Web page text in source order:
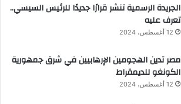
الجريدة الرسمية تنشر قرارًا جديدًا للرئيس السيسي..
تعرف عليه
12 أغسطس، 2024
مصر تدين الهجومين الإرهابيين في شرق جمهورية
الكونغو للديمقراط
12 أغسطس، 2024